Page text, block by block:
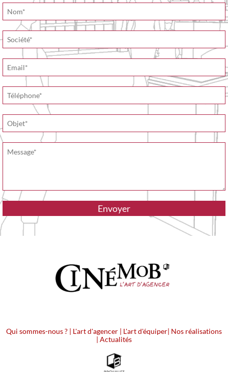
Qui sommes-nous ? | L'art d'agencer | L'art d'équiper| Nos réalisations
| Actualités